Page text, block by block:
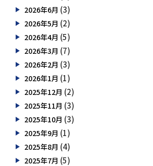
2026年6月 (3)
2026年5月 (2)
2026年4月 (5)
2026年3月 (7)
2026年2月 (3)
2026年1月 (1)
2025年12月 (2)
2025年11月 (3)
2025年10月 (3)
2025年9月 (1)
2025年8月 (4)
2025年7月 (5)